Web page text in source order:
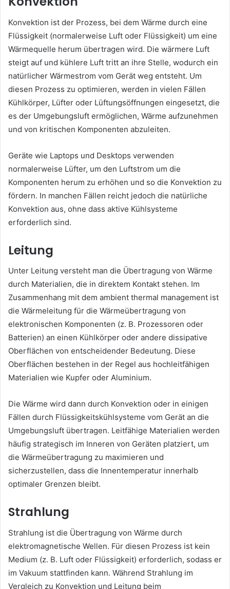
Konvektion ist der Prozess, bei dem Wärme durch eine
Flüssigkeit (normalerweise Luft oder Flüssigkeit) um eine
Wärmequelle herum übertragen wird. Die wärmere Luft
steigt auf und kühlere Luft tritt an ihre Stelle, wodurch ein
natürlicher Wärmestrom vom Gerät weg entsteht. Um
diesen Prozess zu optimieren, werden in vielen Fällen
Kühlkörper, Lüfter oder Lüftungsöffnungen eingesetzt, die
es der Umgebungsluft ermöglichen, Wärme aufzunehmen
und von kritischen Komponenten abzuleiten.
Geräte wie Laptops und Desktops verwenden
normalerweise Lüfter, um den Luftstrom um die
Komponenten herum zu erhöhen und so die Konvektion zu
fördern. In manchen Fällen reicht jedoch die natürliche
Konvektion aus, ohne dass aktive Kühlsysteme
erforderlich sind.
Leitung
Unter Leitung versteht man die Übertragung von Wärme
durch Materialien, die in direktem Kontakt stehen. Im
Zusammenhang mit dem ambient thermal management ist
die Wärmeleitung für die Wärmeübertragung von
elektronischen Komponenten (z. B. Prozessoren oder
Batterien) an einen Kühlkörper oder andere dissipative
Oberflächen von entscheidender Bedeutung. Diese
Oberflächen bestehen in der Regel aus hochleitfähigen
Materialien wie Kupfer oder Aluminium.
Die Wärme wird dann durch Konvektion oder in einigen
Fällen durch Flüssigkeitskühlsysteme vom Gerät an die
Umgebungsluft übertragen. Leitfähige Materialien werden
häufig strategisch im Inneren von Geräten platziert, um
die Wärmeübertragung zu maximieren und
sicherzustellen, dass die Innentemperatur innerhalb
optimaler Grenzen bleibt.
Strahlung
Strahlung ist die Übertragung von Wärme durch
elektromagnetische Wellen. Für diesen Prozess ist kein
Medium (z. B. Luft oder Flüssigkeit) erforderlich, sodass er
im Vakuum stattfinden kann. Während Strahlung im
Vergleich zu Konvektion und Leitung beim